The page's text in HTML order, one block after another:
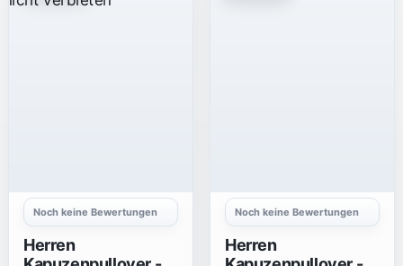
Noch keine Bewertungen
Herren
Noch keine Bewertungen
Herren